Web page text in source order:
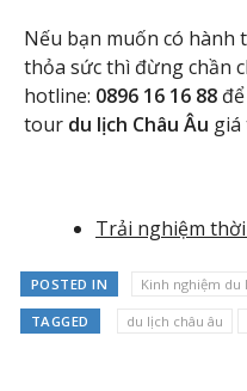
Nếu bạn muốn có hành
thỏa sức thì đừng chần
hotline: 0896 16 16 88
tour du lịch Châu Âu giá
Trải nghiệm
POSTED IN Kinh nghiệm du
TAGGED du lịch châu âu